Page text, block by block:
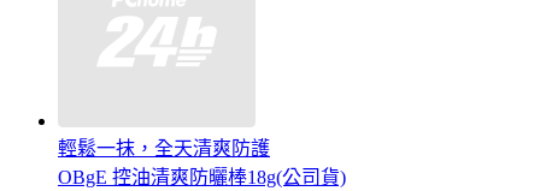
輕鬆一抹，全天清爽防護
OBgE 控油清爽防曬棒18g(公司貨)